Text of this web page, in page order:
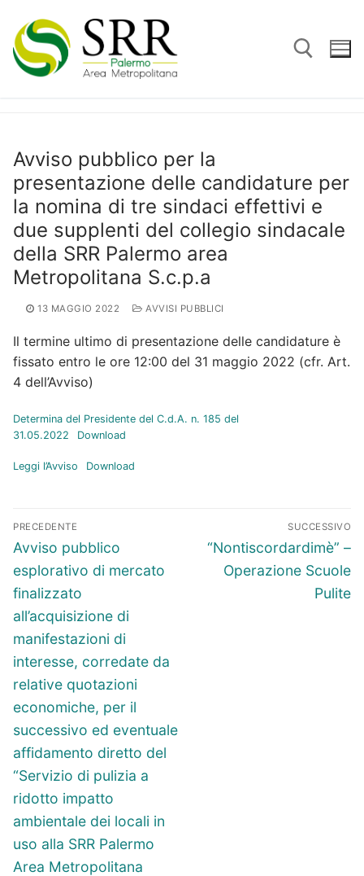
contenuto
Avviso pubblico per la
presentazione delle candidature per
la nomina di tre sindaci effettivi e
due supplenti del collegio sindacale
della SRR Palermo area
Metropolitana S.c.p.a
13 MAGGIO 2022 AVVISI PUBBLICI
Il termine ultimo di presentazione delle candidature è
fissato entro le ore 12:00 del 31 maggio 2022 (cfr. Art.
4 dell’Avviso)
Determina del Presidente del C.d.A. n. 185 del
31.05.2022
Download
Leggi l’Avviso Download
Navigazione
articoli
PRECEDENTE
Articolo
precedente:
Avviso pubblico
esplorativo di mercato
finalizzato
all’acquisizione di
manifestazioni di
interesse, corredate da
relative quotazioni
economiche, per il
successivo ed eventuale
affidamento diretto del
“Servizio di pulizia a
ridotto impatto
ambientale dei locali in
uso alla SRR Palermo
Area Metropolitana
SUCCESSIVO
Articolo
successivo:
“Nontiscordardimè” –
Operazione Scuole
Pulite